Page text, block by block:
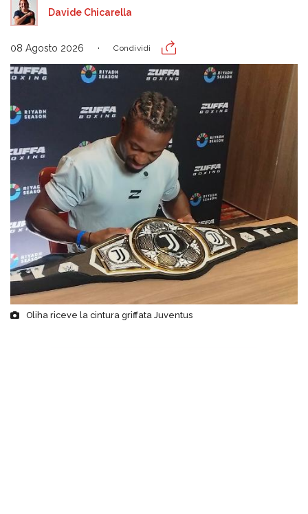
Davide Chicarella
08 Agosto 2026 Condividi
Oliha riceve la cintura griffata Juventus